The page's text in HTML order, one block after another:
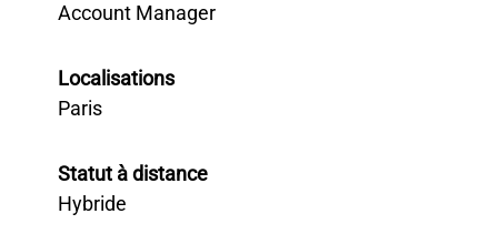
Account Manager
Localisations
Paris
Statut à distance
Hybride